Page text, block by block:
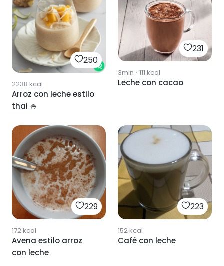
250
2238 kcal
Arroz con leche estilo
thai 🍚
231
3min · 111 kcal
Leche con cacao
229
172kcal
Avena estilo arroz
con leche
223
152kcal
Café con leche